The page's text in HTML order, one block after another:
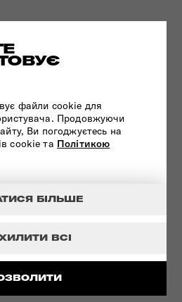
файли cookie для
Продовжуючи
Ви погоджуєтесь на
cookie та Політикою
ВСІ
БІЛЬШЕ
- ЗАМОК
TSA